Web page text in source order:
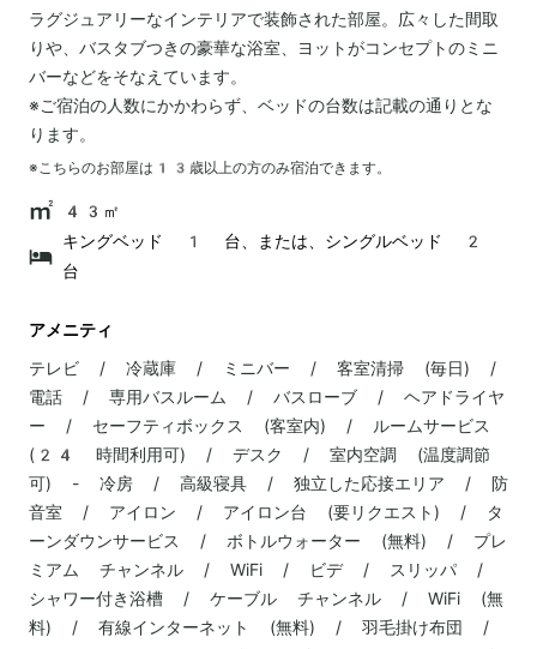
ラグジュアリーなインテリアで装飾された部屋。広々した間取
りや、バスタブつきの豪華な浴室、ヨットがコンセプトのミニ
バーなどをそなえています。
※ご宿泊の人数にかかわらず、ベッドの台数は記載の通りとな
ります。
※こちらのお部屋は 13 歳以上の方のみ宿泊できます。
43㎡
キングベッド 1 台、または、シングルベッド 2
台
アメニティ
テレビ / 冷蔵庫 / ミニバー / 客室清掃 (毎日) /
電話 / 専用バスルーム / バスローブ / ヘアドライヤ
ー / セーフティボックス (客室内) / ルームサービス
(24 時間利用可) / デスク / 室内空調 (温度調節
可) - 冷房 / 高級寝具 / 独立した応接エリア / 防
音室 / アイロン / アイロン台 (要リクエスト) / タ
ーンダウンサービス / ボトルウォーター (無料) / プレ
ミアム チャンネル / WiFi / ビデ / スリッパ /
シャワー付き浴槽 / ケーブル チャンネル / WiFi (無
料) / 有線インターネット (無料) / 羽毛掛け布団 /